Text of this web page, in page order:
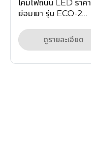
โคมไฟถนน LED ราคา
ย่อมเยา รุ่น ECO-2
หมู่บ้านจัดสรรดูรายละเอียด